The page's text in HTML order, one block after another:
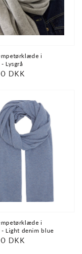
i
Lysgrå
DKK
i
- Light denim blue
DKK